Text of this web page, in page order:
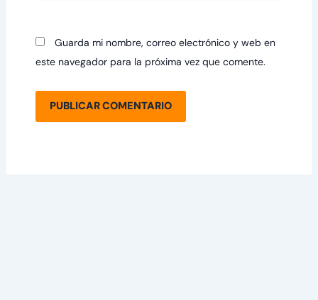
Guarda mi nombre, correo electrónico y web en
este navegador para la próxima vez que comente.